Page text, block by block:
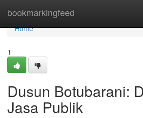
bookmarkingfeed
Home
Home
1
Dusun Botubarani:
Jasa Publik